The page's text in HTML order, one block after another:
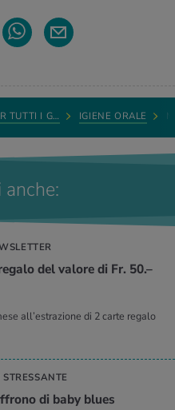
TUTTI I G… IGIENE ORALE
del valore di Fr. 50.–
all’estrazione di 2 carte regalo
di baby blues